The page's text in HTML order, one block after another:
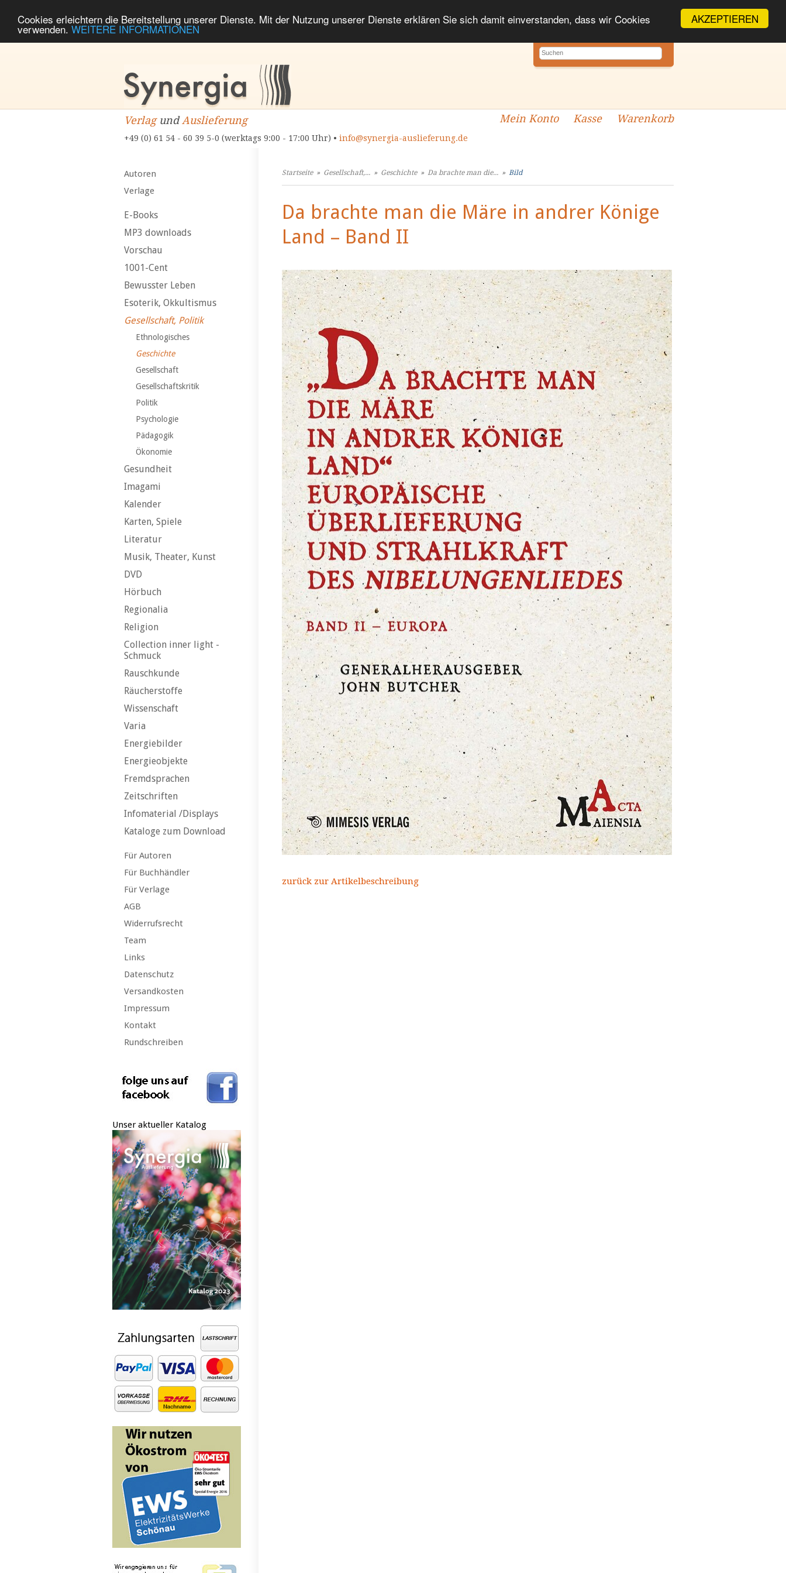
AKZEPTIEREN
Cookies erleichtern die Bereitstellung unserer Dienste. Mit der Nutzung unserer Dienste erklären Sie sich damit einverstanden, dass wir Cookies
verwenden. WEITERE INFORMATIONEN
VerlagundAuslieferung
+49 (0) 61 54 - 60 39 5-0 (werktags 9:00 - 17:00 Uhr) • info@synergia-auslieferung.de
Mein Konto Kasse Warenkorb
Autoren
Verlage
E-Books
MP3 downloads
Vorschau
1001-Cent
Bewusster Leben
Esoterik, Okkultismus
Gesellschaft, Politik
Ethnologisches
Geschichte
Gesellschaft
Gesellschaftskritik
Politik
Psychologie
Pädagogik
Ökonomie
Gesundheit
Imagami
Kalender
Karten, Spiele
Literatur
Musik, Theater, Kunst
DVD
Hörbuch
Regionalia
Religion
Collection inner light -
Schmuck
Rauschkunde
Räucherstoffe
Wissenschaft
Varia
Energiebilder
Energieobjekte
Fremdsprachen
Zeitschriften
Infomaterial /Displays
Kataloge zum Download
Für Autoren
Für Buchhändler
Für Verlage
AGB
Widerrufsrecht
Team
Links
Datenschutz
Versandkosten
Impressum
Kontakt
Rundschreiben
Unser aktueller Katalog
Startseite» Gesellschaft,... » Geschichte» Da brachte man die... » Bild
Da brachte man die Märe in andrer Könige
Land – Band II
zurück zur Artikelbeschreibung